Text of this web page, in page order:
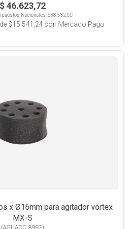
$ 46.623,72
Nacionales:$38.532,00
$15.541,24con Mercado Pago
x Ø16mm para agitador vortex
MX-S